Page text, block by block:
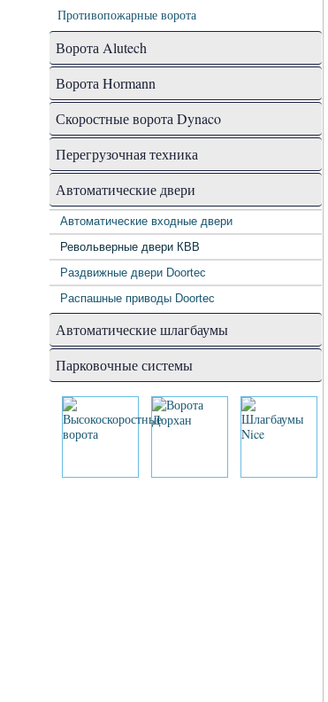
Противопожарные ворота
Ворота Alutech
Ворота Hormann
Скоростные ворота Dynaco
Перегрузочная техника
Автоматические двери
Автоматические входные двери
Револьверные двери КВВ
Раздвижные двери Doortec
Распашные приводы Doortec
Автоматические шлагбаумы
Парковочные системы